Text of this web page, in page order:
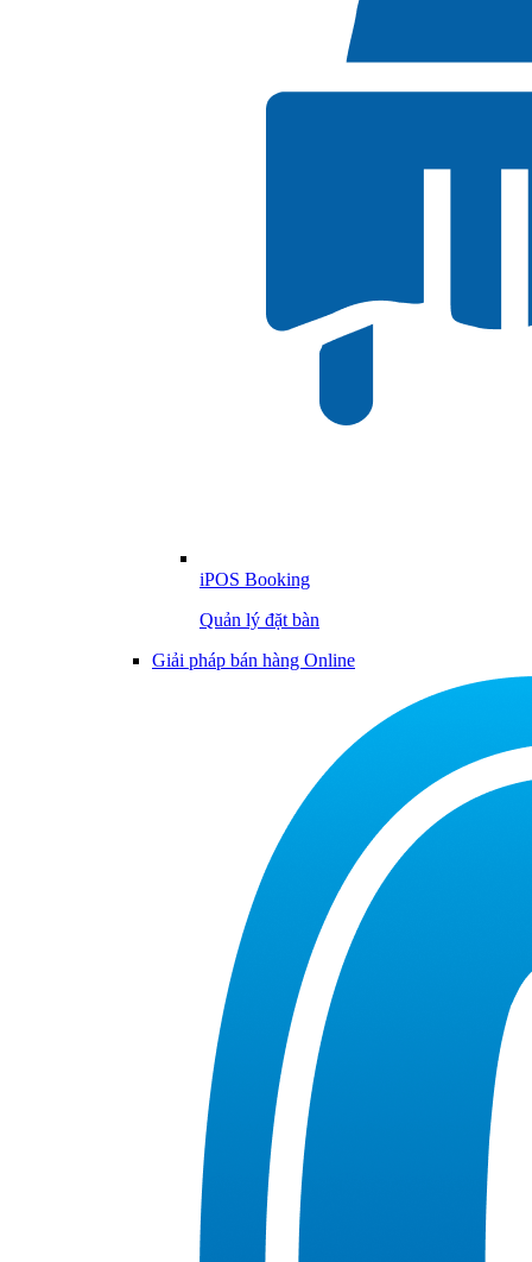
iPOS Booking
Quản lý đặt bàn
Giải pháp bán hàng Online